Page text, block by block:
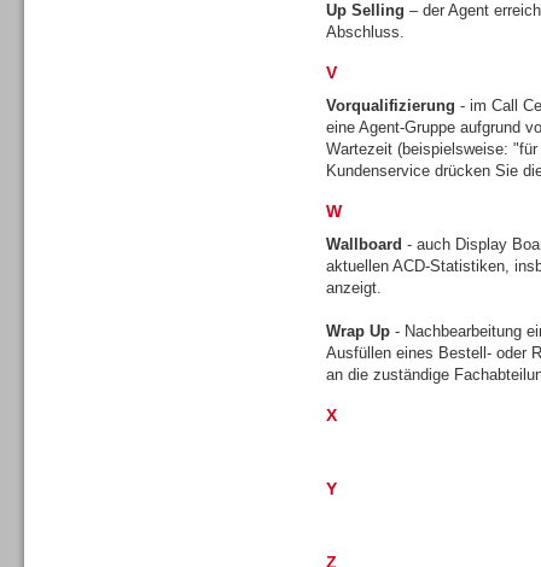
Up Selling – der Agent
Abschluss.
V
Vorqualifizierung - im Call
eine Agent-Gruppe aufgrund
Wartezeit (beispielsweise:
Kundenservice drücken Sie
W
Wallboard - auch Display
aktuellen ACD-Statistiken,
anzeigt.
Wrap Up - Nachbearbeitung
Ausfüllen eines Bestell- oder
an die zuständige
X
Y
Z